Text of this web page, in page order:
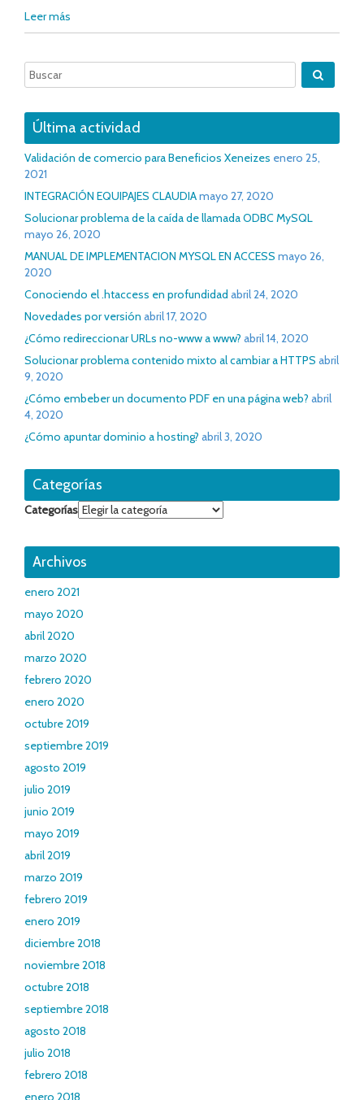
Leer más
Última actividad
Validación de comercio para Beneficios Xeneizes enero 25,
2021
INTEGRACIÓN EQUIPAJES CLAUDIAmayo 27, 2020
Solucionar problema de la caída de llamada ODBC MySQL
mayo 26, 2020
MANUAL DE IMPLEMENTACION MYSQL EN ACCESS mayo 26,
2020
Conociendo el .htaccess en profundidad abril 24, 2020
Novedades por versión abril 17, 2020
¿Cómo redireccionar URLs no-www a www? abril 14, 2020
Solucionar problema contenido mixto al cambiar a HTTPS abril
9, 2020
¿Cómo embeber un documento PDF en una página web? abril
4, 2020
¿Cómo apuntar dominio a hosting? abril 3, 2020
Categorías
Categorías
Archivos
enero 2021
mayo 2020
abril 2020
marzo 2020
febrero 2020
enero 2020
octubre 2019
septiembre 2019
agosto 2019
julio 2019
junio 2019
mayo 2019
abril 2019
marzo 2019
febrero 2019
enero 2019
diciembre 2018
noviembre 2018
octubre 2018
septiembre 2018
agosto 2018
julio 2018
febrero 2018
enero 2018